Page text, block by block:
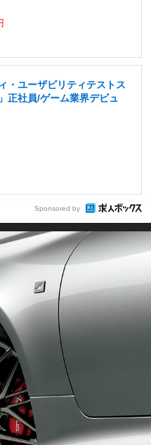
・ユーザビリティテストス
正社員/ゲーム業界デビュ
Sponsored by